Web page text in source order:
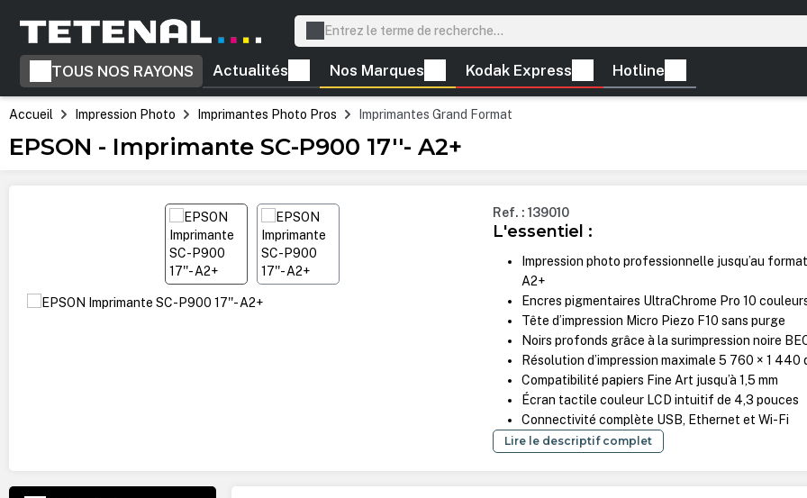
Passer à la navigation principale
TOUS NOS RAYONS Actualités Nos Marques Kodak Express Hotline
Accueil Impression Photo Imprimantes Photo Pros Imprimantes Grand Format
EPSON - Imprimante SC-P900 17''- A2+
Ignorer la galerie d'images Ref. : 139010
L'essentiel :
Impression photo professionnelle jusqu’au format
A2+
Encres pigmentaires UltraChrome Pro 10
Tête d’impression Micro Piezo F10 sans purge
Noirs profonds grâce à la surimpression noire
Résolution d’impression maximale 5 760 × 1 440
Compatibilité papiers Fine Art jusqu’à 1,5 mm
Écran tactile couleur LCD intuitif de 4,3 pouces
Connectivité complète USB, Ethernet et Wi-Fi
Lire le descriptif complet